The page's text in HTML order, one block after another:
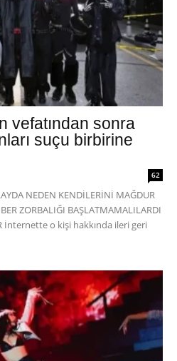
vefatından sonra
suçu birbirine
62
NEDEN KENDİLERİNİ MAĞDUR
ZORBALIĞI BAŞLATMAMALILARDI
İnternette o kişi hakkında ileri geri